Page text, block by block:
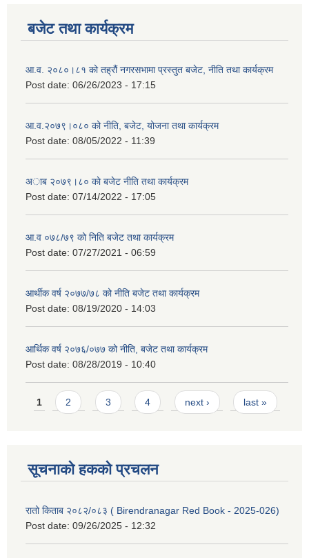
बजेट तथा कार्यक्रम
आ.व. २०८०।८१ को तह्रौं नगरसभामा प्रस्तुत बजेट, नीति तथा कार्यक्रम
Post date: 06/26/2023 - 17:15
आ.व.२०७९।०८० को नीति, बजेट, योजना तथा कार्यक्रम
Post date: 08/05/2022 - 11:39
अाब २०७९।८० काे बजेट नीति तथा कार्यक्रम
Post date: 07/14/2022 - 17:05
आ.व ०७८/७९ को निति बजेट तथा कार्यक्रम
Post date: 07/27/2021 - 06:59
आर्थीक वर्ष २०७७/७८ को नीति बजेट तथा कार्यक्रम
Post date: 08/19/2020 - 14:03
आर्थिक वर्ष २०७६/०७७ को नीति, बजेट तथा कार्यक्रम
Post date: 08/28/2019 - 10:40
Pages
1 2 3 4 next › last »
सूचनाको हकको प्रचलन
रातो किताब २०८२/०८३ ( Birendranagar Red Book - 2025-026)
Post date: 09/26/2025 - 12:32